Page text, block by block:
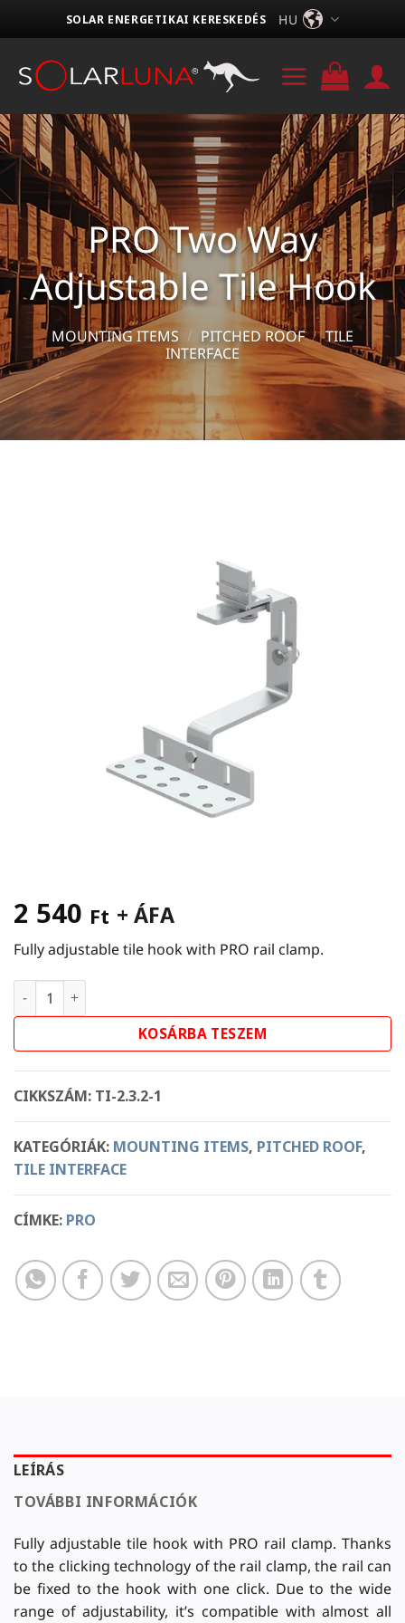
content
SOLAR ENERGETIKAI KERESKEDÉS HU
PRO Two Way
Adjustable Tile Hook
MOUNTING ITEMS / PITCHED ROOF / TILE
INTERFACE
2 540 Ft + ÁFA
Fully adjustable tile hook with PRO rail clamp.
PRO Two Way Adjustable Tile Hook mennyiség
KOSÁRBA TESZEM
CIKKSZÁM: TI-2.3.2-1
KATEGÓRIÁK: MOUNTING ITEMS, PITCHED ROOF,
TILE INTERFACE
CÍMKE: PRO
LEÍRÁS
TOVÁBBI INFORMÁCIÓK
Fully adjustable tile hook with PRO rail clamp. Thanks
to the clicking technology of the rail clamp, the rail can
be fixed to the hook with one click. Due to the wide
range of adjustability, it’s compatible with almost all